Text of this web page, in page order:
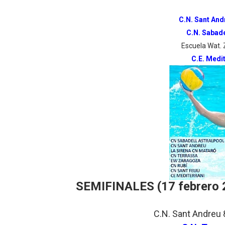
Athletes Unlimited
Mundial de piragüismo
Tour de Francia
Mundial de Fórmula 1
Campeonato de Europa
C.N. Sant
C.N.
Escuela
C.E.
SEMIFINALES (17 febrero
C.N. Sant Andreu